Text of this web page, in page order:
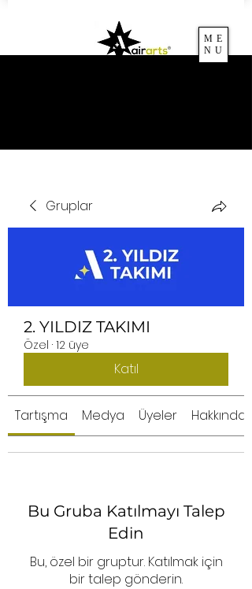
ME
NU
Gruplar
2. YILDIZ TAKIMI
Özel · 12 üye
Katıl
Tartışma Medya Üyeler Hakkında
Bu Gruba Katılmayı Talep
Edin
Bu, özel bir gruptur. Katılmak için
bir talep gönderin.